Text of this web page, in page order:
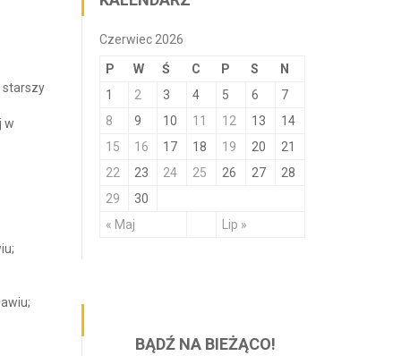
starszy
w
Czerwiec 2026
P W Ś C P S N
« Maj Lip »
1 2 3 4 5 6
7
8
9 10 11 12 13
14
15
16 17 18 19 20
21
22
23 24 25 26 27
28
29
30
BĄDŹ NA BIEŻĄCO!